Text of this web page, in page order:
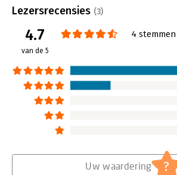
waarom. Belangrijker is de vraag: Hoe
Lees verder
Lezersrecensies (3)
4.7
van de 5
4 stemmen
Uw waardering ?